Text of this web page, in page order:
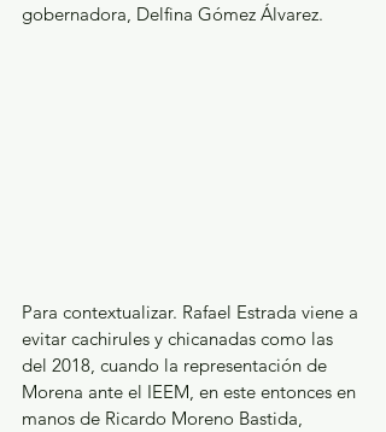
gobernadora, Delfina Gómez Álvarez.
Para contextualizar. Rafael Estrada viene a
evitar cachirules y chicanadas como las
del 2018, cuando la representación de
Morena ante el IEEM, en este entonces en
manos de Ricardo Moreno Bastida,